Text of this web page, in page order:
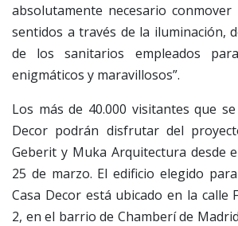
absolutamente necesario
sentidos a través de la iluminación,
de los sanitarios empleados
enigmáticos y maravillosos”.
Los más de 40.000 visitantes que
Decor podrán disfrutar del
Geberit y Muka Arquitectura desde
25 de marzo. El edificio elegido
Casa Decor está ubicado en la calle
2, en el barrio de Chamberí de